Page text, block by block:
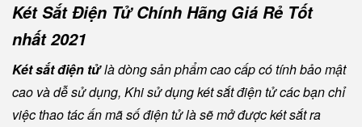
Két Sắt Điện Tử Chính Hãng Giá Rẻ Tốt
nhất 2021
Két sắt điện tửlà dòng sản phẩm cao cấp có tính bảo mật
cao và dễ sử dụng, Khi sử dụng két sắt điện tử các bạn chỉ
việc thao tác ấn mã số điện tử là sẽ mở được két sắt ra